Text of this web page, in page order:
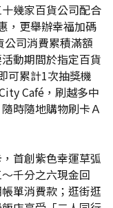
幾家百貨公司配合
，更舉辦幸福加碼
司消費累積滿額
動期間於指定百貨
可累計1次抽獎機
Café，刷越多中
時隨地購物刷卡Ａ
首創紫色幸運草弧
千分之六現金回
單消費款；逛街逛